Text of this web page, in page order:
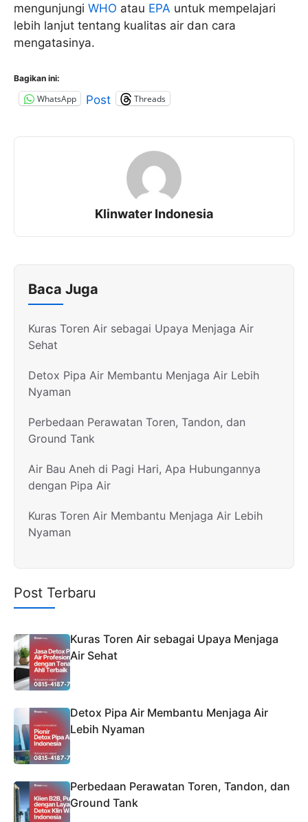
mengunjungi WHO atau EPA untuk mempelajari
lebih lanjut tentang kualitas air dan cara
mengatasinya.
Bagikan ini:
WhatsApp Post Threads
Klinwater Indonesia
Baca Juga
Kuras Toren Air sebagai Upaya Menjaga Air
Sehat
Detox Pipa Air Membantu Menjaga Air Lebih
Nyaman
Perbedaan Perawatan Toren, Tandon, dan
Ground Tank
Air Bau Aneh di Pagi Hari, Apa Hubungannya
dengan Pipa Air
Kuras Toren Air Membantu Menjaga Air Lebih
Nyaman
Post Terbaru
Kuras Toren Air sebagai Upaya Menjaga
Air Sehat
Detox Pipa Air Membantu Menjaga Air
Lebih Nyaman
Perbedaan Perawatan Toren, Tandon, dan
Ground Tank